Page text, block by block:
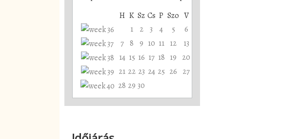
H K Sz Cs P Szo V
1
2 3 4 5
6
7 8 9 10 11 12
13
14 15 16 17 18 19 20
21 22 23 24 25 26 27
28 29 30